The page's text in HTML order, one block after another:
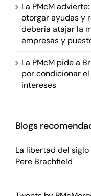
La PMcM
otorgar ayudas y
debería atajar la
empresas y
La PMcM pide a
por condicionar
intereses
Blogs
La libertad del siglo
Pere Brachfield